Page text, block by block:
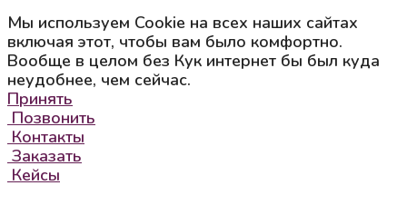
Мы используем Cookie на всех наших сайтах
включая этот, чтобы вам было комфортно.
Вообще в целом без Кук интернет бы был куда
неудобнее, чем сейчас.
Принять
Позвонить
Контакты
Заказать
Кейсы